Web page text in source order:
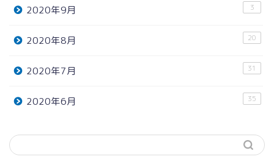
2020年9月 3
2020年8月 20
2020年7月 31
2020年6月 35